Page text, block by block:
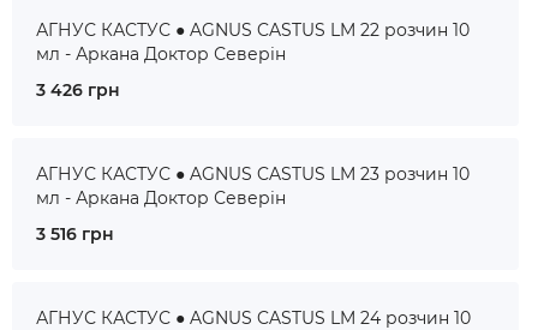
АГНУС КАСТУС ● AGNUS CASTUS LM 22 розчин 10
мл - Аркана Доктор Северін
3 426 грн
АГНУС КАСТУС ● AGNUS CASTUS LM 23 розчин 10
мл - Аркана Доктор Северін
3 516 грн
АГНУС КАСТУС ● AGNUS CASTUS LM 24 розчин 10